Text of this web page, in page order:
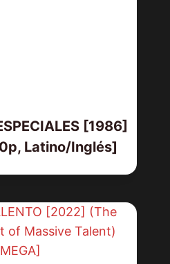
[1986]
Latino/Inglés]